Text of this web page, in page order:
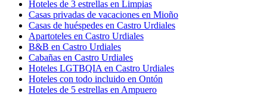
Hoteles de 3 estrellas en Limpias
Casas privadas de vacaciones en Mioño
Casas de huéspedes en Castro Urdiales
Apartoteles en Castro Urdiales
B&B en Castro Urdiales
Cabañas en Castro Urdiales
Hoteles LGTBQIA en Castro Urdiales
Hoteles con todo incluido en Ontón
Hoteles de 5 estrellas en Ampuero